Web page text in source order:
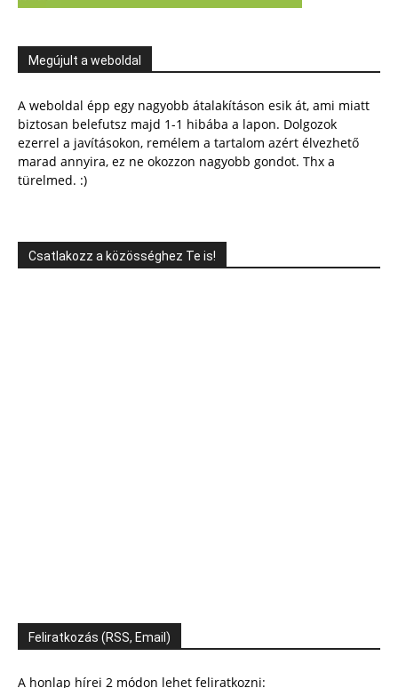
Megújult a weboldal
A weboldal épp egy nagyobb átalakításon esik át, ami miatt
biztosan belefutsz majd 1-1 hibába a lapon. Dolgozok
ezerrel a javításokon, remélem a tartalom azért élvezhető
marad annyira, ez ne okozzon nagyobb gondot. Thx a
türelmed. :)
Csatlakozz a közösséghez Te is!
Feliratkozás (RSS, Email)
A honlap hírei 2 módon lehet feliratkozni: